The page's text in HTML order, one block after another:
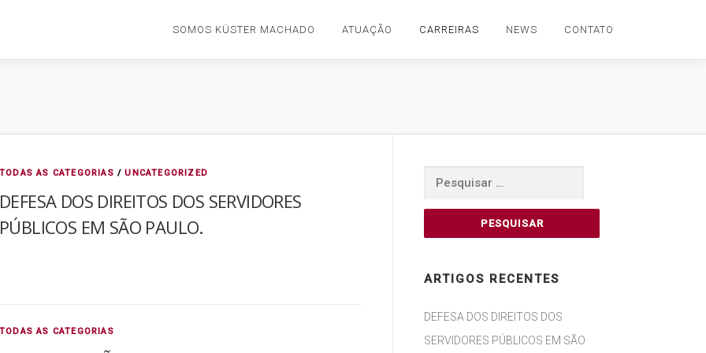
SOMOS KÜSTER MACHADO ATUAÇÃO CARREIRAS NEWS CONTATO
TODAS AS CATEGORIAS /UNCATEGORIZED
DEFESA DOS DIREITOS DOS SERVIDORES
PÚBLICOS EM SÃO PAULO.
TODAS AS CATEGORIAS
Pesquisar
ARTIGOS RECENTES
DEFESA DOS DIREITOS DOS
SERVIDORES PÚBLICOS EM SÃO